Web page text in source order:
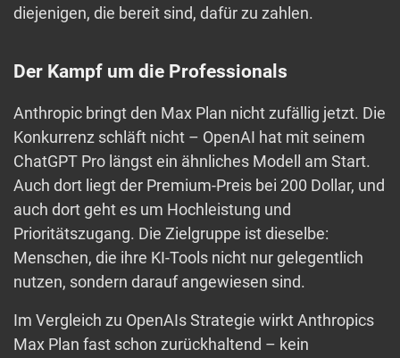
diejenigen, die bereit sind, dafür zu zahlen.
Der Kampf um die Professionals
Anthropic bringt den Max Plan nicht zufällig jetzt. Die
Konkurrenz schläft nicht – OpenAI hat mit seinem
ChatGPT Pro längst ein ähnliches Modell am Start.
Auch dort liegt der Premium-Preis bei 200 Dollar, und
auch dort geht es um Hochleistung und
Prioritätszugang. Die Zielgruppe ist dieselbe:
Menschen, die ihre KI-Tools nicht nur gelegentlich
nutzen, sondern darauf angewiesen sind.
Im Vergleich zu OpenAIs Strategie wirkt Anthropics
Max Plan fast schon zurückhaltend – kein